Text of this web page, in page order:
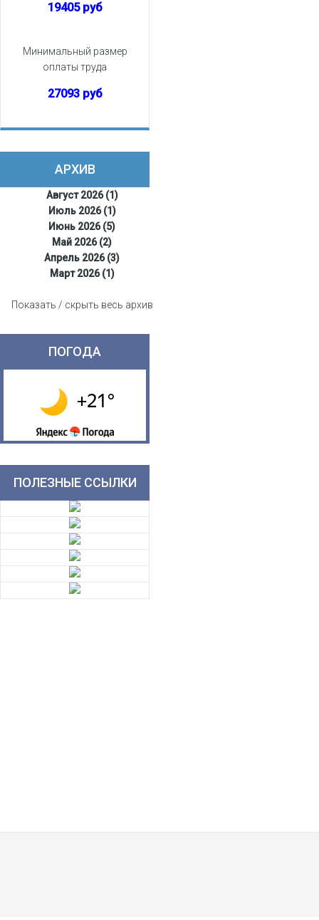
19405 руб
Минимальный размер
оплаты труда
27093 руб
АРХИВ
Август 2026 (1)
Июль 2026 (1)
Июнь 2026 (5)
Май 2026 (2)
Апрель 2026 (3)
Март 2026 (1)
Показать / скрыть весь архив
ПОГОДА
ПОЛЕЗНЫЕ ССЫЛКИ